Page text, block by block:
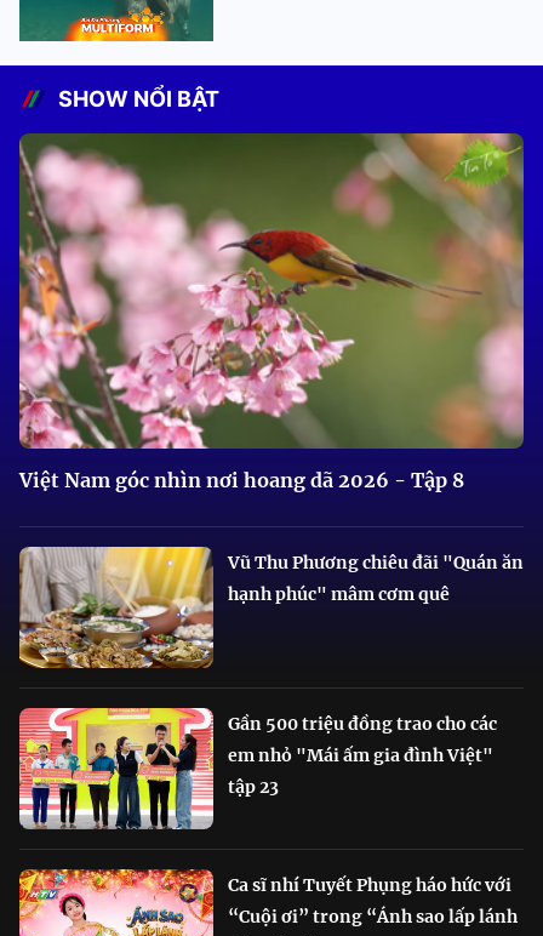
SHOW NỔI BẬT
Việt Nam góc nhìn nơi hoang dã 2026 - Tập 8
Vũ Thu Phương chiêu đãi "Quán ăn
hạnh phúc" mâm cơm quê
Gần 500 triệu đồng trao cho các
em nhỏ "Mái ấm gia đình Việt"
tập 23
Ca sĩ nhí Tuyết Phụng háo hức với
“Cuội ơi” trong “Ánh sao lấp lánh